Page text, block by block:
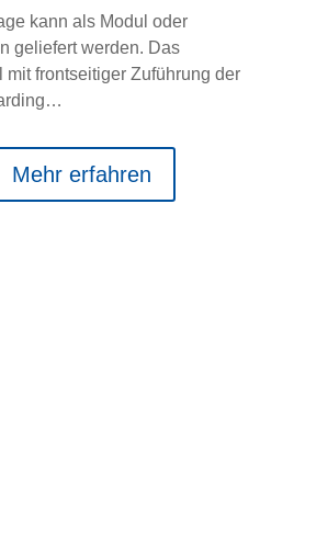
kann als Modul oder
geliefert werden. Das
mit frontseitiger Zuführung der
Mehr erfahren